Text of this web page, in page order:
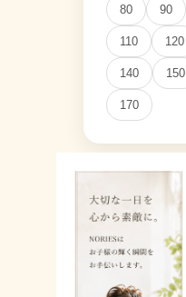
80 90
110 120
140 150
170